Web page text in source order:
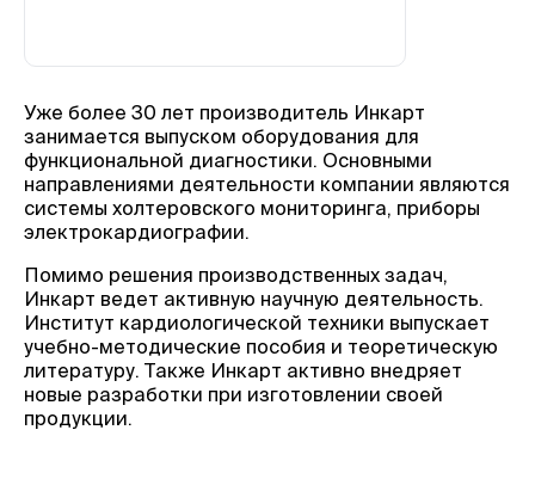
Уже более 30 лет производитель Инкарт
занимается выпуском оборудования для
функциональной диагностики. Основными
направлениями деятельности компании являются
системы холтеровского мониторинга, приборы
электрокардиографии.
Помимо решения производственных задач,
Инкарт ведет активную научную деятельность.
Институт кардиологической техники выпускает
учебно-методические пособия и теоретическую
литературу. Также Инкарт активно внедряет
новые разработки при изготовлении своей
продукции.